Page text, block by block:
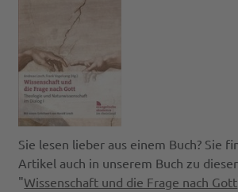
Sie lesen lieber aus einem Buch? Sie
Artikel auch in unserem Buch zu
"Wissenschaft und die Frage nach Gott